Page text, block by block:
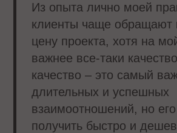
Из опыта лично моей
клиенты чаще обращают
цену проекта, хотя на
важнее все-таки
качество – это самый
длительных и успешных
взаимоотношений, но
получить быстро и